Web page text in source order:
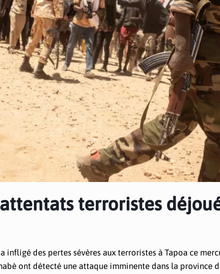
terroristes
infligé des pertes sévères aux terroristes à Tapoa ce
ont détecté une attaque imminente dans la province